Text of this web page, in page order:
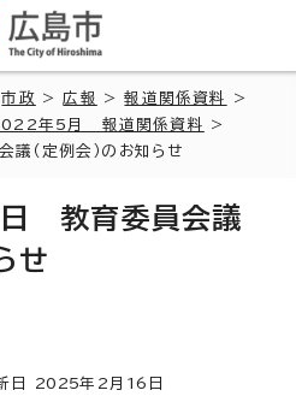
市政 >広報 >報道関係資料
>
年5月 報道関係資料
>
（定例会）のお知らせ
教育委員会議
せ
日 2025年2月 16 日